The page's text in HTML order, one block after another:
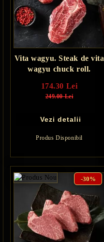
Vita wagyu. Steak de vita
wagyu chuck roll.
174.30 Lei
249.00 Lei
Vezi detalii
Produs Disponibil
-30%